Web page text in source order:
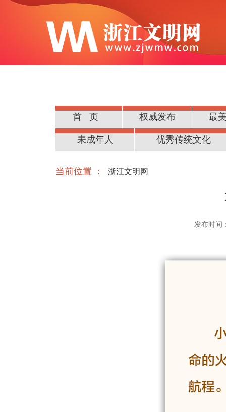
首页 权威发布 最
公民道德
未成年人 优秀传统文化
当前位置 ： 浙江文明网
发布时间